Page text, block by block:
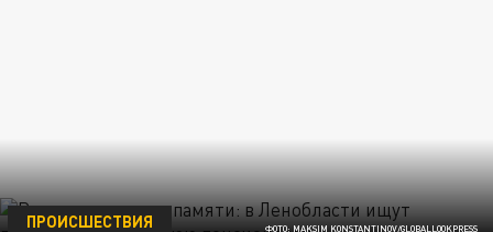
ФОТО: MAKSIM KONSTANTINOV/GLOBALLOOKPRESS
ПРОИСШЕСТВИЯ